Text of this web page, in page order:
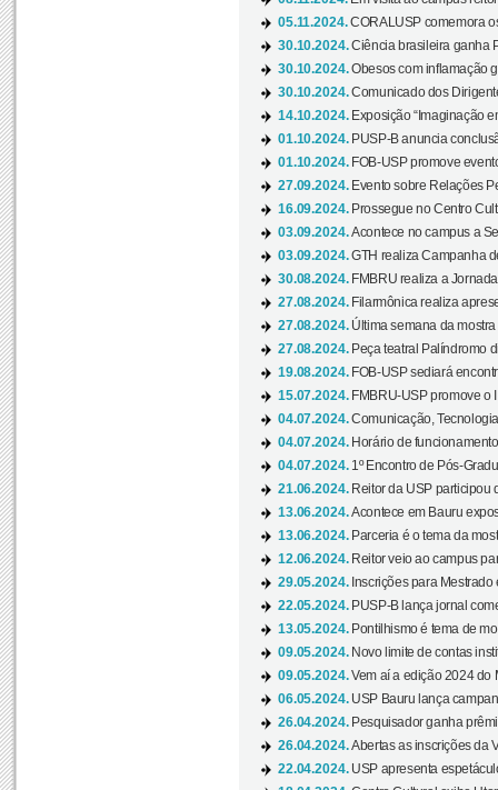
05.11.2024.CORALUSP comemora
30.10.2024.Ciência brasileira ganha
30.10.2024.Obesos com inflamação
30.10.2024.Comunicado dos
14.10.2024. Exposição “Imaginação
01.10.2024. PUSP-B anuncia
01.10.2024. FOB-USP promove
27.09.2024. Evento sobre Relações
16.09.2024. Prossegue no Centro
03.09.2024.Acontece no campus a
03.09.2024.GTH realiza Campanha
30.08.2024. FMBRU realiza a
27.08.2024. Filarmônica realiza
27.08.2024. Última semana da
27.08.2024. Peça teatral Palíndromo
19.08.2024. FOB-USP sediará
15.07.2024. FMBRU-USP promove o
04.07.2024.Comunicação,
04.07.2024. Horário de
04.07.2024. 1º Encontro de Pós-
21.06.2024. Reitor da USP participou
13.06.2024.Acontece em Bauru
13.06.2024. Parceria é o tema da
12.06.2024. Reitor veio ao campus
29.05.2024. Inscrições para
22.05.2024. PUSP-B lança jornal
13.05.2024. Pontilhismo é tema de
09.05.2024. Novo limite de contas
09.05.2024.Vem aí a edição 2024 do
06.05.2024. USP Bauru lança
26.04.2024. Pesquisador ganha
26.04.2024.Abertas as inscrições da
22.04.2024. USP apresenta